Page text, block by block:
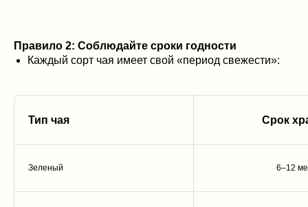
Правило 2: Соблюдайте сроки годности
Каждый сорт чая имеет свой «период свежести»:
Тип чая Срок
Зеленый 6–12